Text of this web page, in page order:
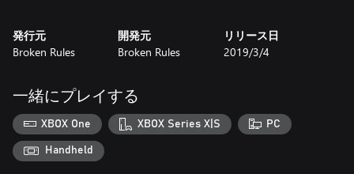
_x000d_
- Apple Design Award 2017_x000d_
- Excellence in Art Award 2017 Busan Indie Connect_x000d_
- Best Art and Innovation Award 2017 BIG Festival_x000d_
- Media Choice Award 2017 Indiecade Europe_x000d_
- Leftfield Selection 2017 EGX Reezed_x000d_
- GDC Selection 2017 Unity Showcase_x000d_
- Official Selection 2016 PAX_x000d_
発行元
Broken Rules
開発元
Broken Rules
リリース日
2019/3/4
一緒にプレイする
XBOX One XBOX Series X|S PC
Handheld